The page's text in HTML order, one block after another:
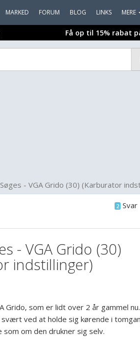
MARKED FORUM BLOG LINKS MERE
Få op til 15% rabat
- VGA Grido (30) (Karburator
2 Svar
- VGA Grido (30)
indstillinger)
Grido, som er lidt over 2 år gammel nu.
ved at holde sig kørende i
som om den drukner sig selv.